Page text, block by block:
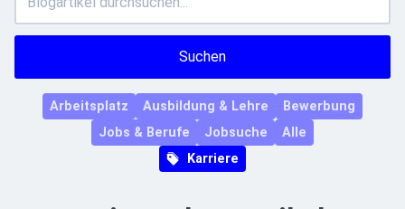
Suchen
Arbeitsplatz Ausbildung & Lehre
Bewerbung
Jobs & Berufe
Jobsuche
Alle
Karriere